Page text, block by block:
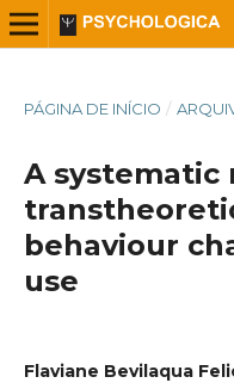
PÁGINA DE INÍCIO /
A systematic
behaviour
use
Flaviane Bevilaqua